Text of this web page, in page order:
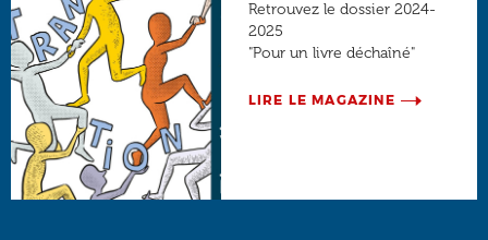
Retrouvez le dossier 2024-
2025
"Pour un livre déchaîné"
LIRE LE MAGAZINE